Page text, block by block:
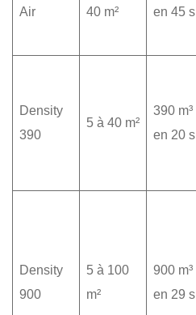
Air 40 m² en 45 s
Density
390
5 à 40 m²
390 m³
en 20 s
Density
900
5 à 100
m²
900 m³
en 29 s